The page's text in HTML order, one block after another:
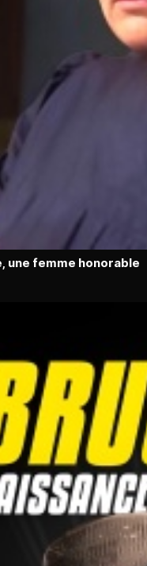
une femme honorable